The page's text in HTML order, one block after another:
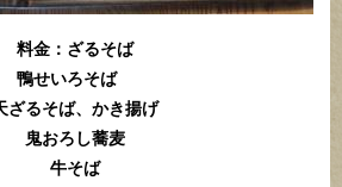
料金：ざるそば
鴨せいろそば
ざるそば、かき揚げ
鬼おろし蕎麦
牛そば